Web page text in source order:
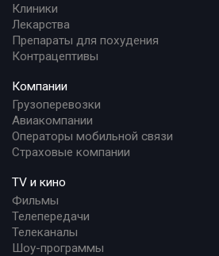
Клиники
Лекарства
Препараты для похудения
Контрацептивы
Компании
Грузоперевозки
Авиакомпании
Операторы мобильной связи
Страховые компании
TV и кино
Фильмы
Телепередачи
Телеканалы
Шоу-программы